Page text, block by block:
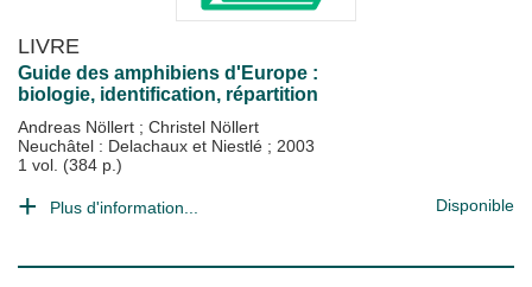
LIVRE
Guide des amphibiens d'Europe :
biologie, identification, répartition
Andreas Nöllert ; Christel Nöllert
Neuchâtel : Delachaux et Niestlé ; 2003
1 vol. (384 p.)
Plus d'information... Disponible